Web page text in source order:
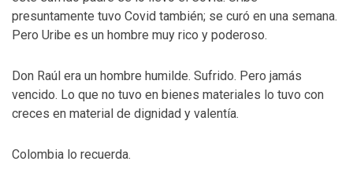
presuntamente tuvo Covid también; se curó en una semana.
Pero Uribe es un hombre muy rico y poderoso.
Don Raúl era un hombre humilde. Sufrido. Pero jamás
vencido. Lo que no tuvo en bienes materiales lo tuvo con
creces en material de dignidad y valentía.
Colombia lo recuerda.